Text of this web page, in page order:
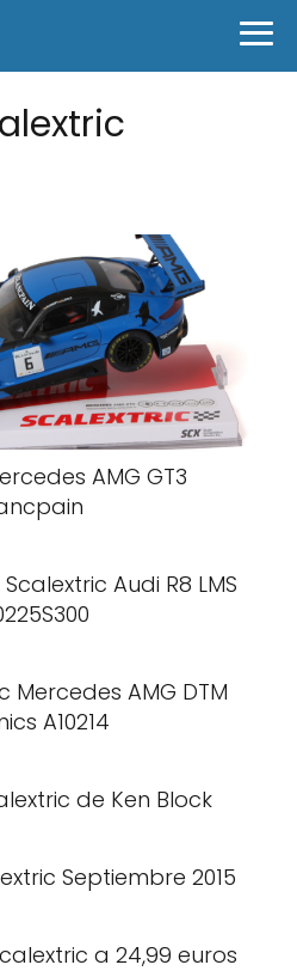
AMG GT3
Audi R8 LMS
Mercedes AMG DTM
A10214
de Ken Block
Septiembre 2015
a 24,99 euros